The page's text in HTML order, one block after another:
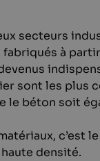
secteurs
à
sont les plus
le béton soit
c’est
densité.